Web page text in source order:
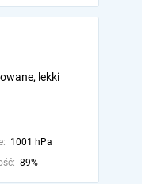
lekki
1001 hPa
89%